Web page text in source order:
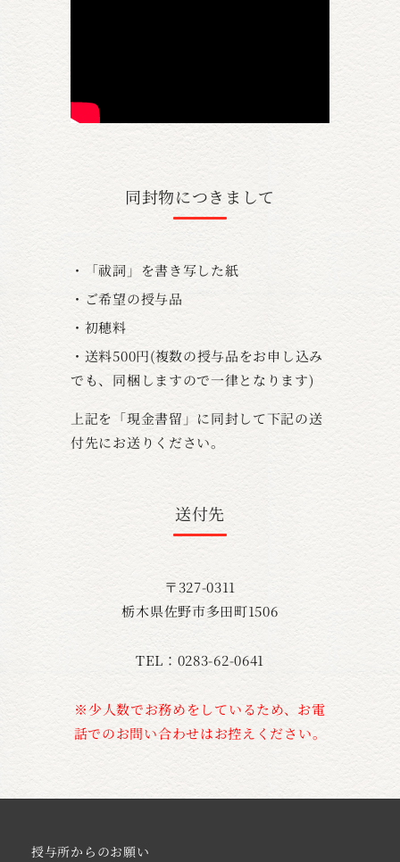
同封物につきまして
・「祓詞」を書き写した紙
・ご希望の授与品
・初穂料
・送料500円(複数の授与品をお申し込み
でも、同梱しますので一律となります)
上記を「現金書留」に同封して下記の送
付先にお送りください。
送付先
〒327-0311
栃木県佐野市多田町1506
TEL：0283-62-0641
※少人数でお務めをしているため、お電
話でのお問い合わせはお控えください。
授与所からのお願い